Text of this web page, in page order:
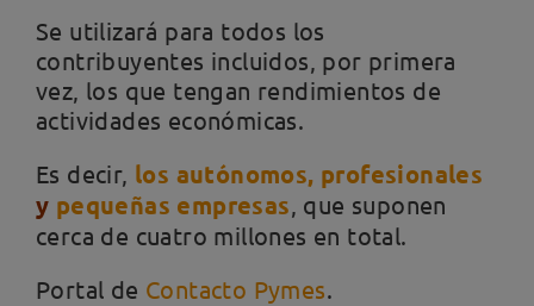
Se utilizará para todos los
contribuyentes incluidos, por primera
vez, los que tengan rendimientos de
actividades económicas.
Es decir, los autónomos, profesionales
y pequeñas empresas, que suponen
cerca de cuatro millones en total.
Portal de Contacto Pymes.